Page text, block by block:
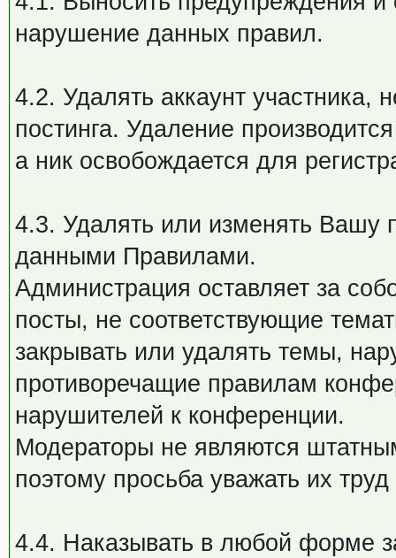
нарушение данных правил.
4.2. Удалять аккаунт
постинга. Удаление
а ник освобождается для
4.3. Удалять или изменять Вашу
данными Правилами.
Администрация оставляет за
посты, не соответствующие
закрывать или удалять темы,
противоречащие правилам
нарушителей к конференции.
Модераторы не являются
поэтому просьба уважать их
4.4. Наказывать в любой форме